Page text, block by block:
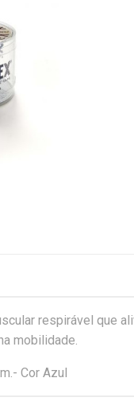
respirável que
mobilidade.
Cor Azul